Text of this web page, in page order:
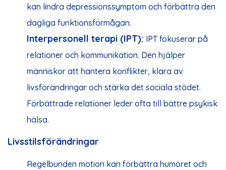
kan lindra depressionssymptom och förbättra den
dagliga funktionsförmågan.
Interpersonell terapi (IPT): IPT fokuserar på
relationer och kommunikation. Den hjälper
människor att hantera konflikter, klara av
livsförändringar och stärka det sociala stödet.
Förbättrade relationer leder ofta till bättre psykisk
hälsa.
Livsstilsförändringar
Regelbunden motion kan förbättra humöret och